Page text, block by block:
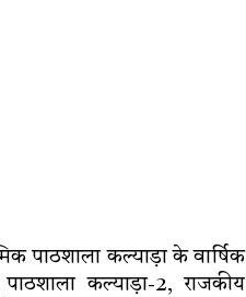
पाठशाला कल्याड़ा के वार्षिक
कल्याड़ा-2, राजकीय